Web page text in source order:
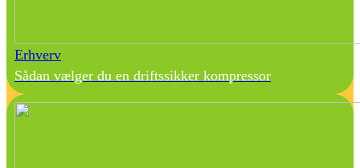
Erhverv
Sådan vælger du en driftssikker kompressor